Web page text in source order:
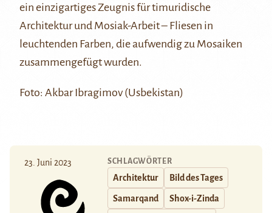
ein einzigartiges Zeugnis für timuridische
Architektur und Mosiak-Arbeit – Fliesen in
leuchtenden Farben, die aufwendig zu Mosaiken
zusammengefügt wurden.
Foto: Akbar Ibragimov (Usbekistan)
23. Juni 2023 SCHLAGWÖRTER
Architektur Bild des Tages
Samarqand Shox-i-Zinda